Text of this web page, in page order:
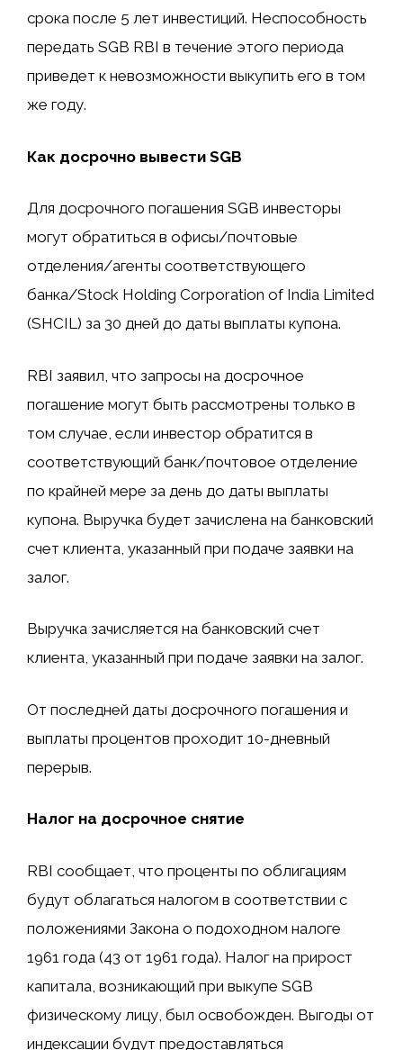
срока после 5 лет инвестиций. Неспособность
передать SGB RBI в течение этого периода
приведет к невозможности выкупить его в том
же году.
Как досрочно вывести SGB
Для досрочного погашения SGB инвесторы
могут обратиться в офисы/почтовые
отделения/агенты соответствующего
банка/Stock Holding Corporation of India Limited
(SHCIL) за 30 дней до даты выплаты купона.
RBI заявил, что запросы на досрочное
погашение могут быть рассмотрены только в
том случае, если инвестор обратится в
соответствующий банк/почтовое отделение
по крайней мере за день до даты выплаты
купона. Выручка будет зачислена на банковский
счет клиента, указанный при подаче заявки на
залог.
Выручка зачисляется на банковский счет
клиента, указанный при подаче заявки на залог.
От последней даты досрочного погашения и
выплаты процентов проходит 10-дневный
перерыв.
Налог на досрочное снятие
RBI сообщает, что проценты по облигациям
будут облагаться налогом в соответствии с
положениями Закона о подоходном налоге
1961 года (43 от 1961 года). Налог на прирост
капитала, возникающий при выкупе SGB
физическому лицу, был освобожден. Выгоды от
индексации будут предоставляться